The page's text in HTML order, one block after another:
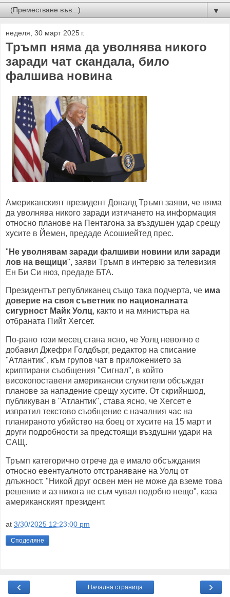
▼
неделя, 30 март 2025 г.
Тръмп няма да уволнява никого
заради чат скандала, било
фалшива новина
Американският президент Доналд Тръмп заяви, че няма
да уволнява никого заради изтичането на информация
относно планове на Пентагона за въздушен удар срещу
хусите в Йемен, предаде Асошиейтед прес.
" Не уволнявам заради фалшиви новини или заради
лов на вещици", заяви Тръмп в интервю за телевизия
Ен Би Си нюз, предаде БТА.
Президентът републиканец също така подчерта, че има
доверие на своя съветник по националната
сигурност Майк Уолц, както и на министъра на
отбраната Пийт Хегсет.
По-рано този месец стана ясно, че Уолц неволно е
добавил Джефри Голдбърг, редактор на списание
"Атлантик", към групов чат в приложението за
криптирани съобщения "Сигнал", в който
високопоставени американски служители обсъждат
планове за нападение срещу хусите. От скрийншод,
публикуван в "Атлантик", става ясно, че Хегсет е
изпратил текстово съобщение с началния час на
планираното убийство на боец от хусите на 15 март и
други подробности за предстоящи въздушни удари на
САЩ.
Тръмп категорично отрече да е имало обсъждания
относно евентуалното отстраняване на Уолц от
длъжност. "Никой друг освен мен не може да вземе това
решение и аз никога не съм чувал подобно нещо", каза
американският президент.
at 3/30/2025 12:23:00 pm
Споделяне
‹ ›
Начална страница